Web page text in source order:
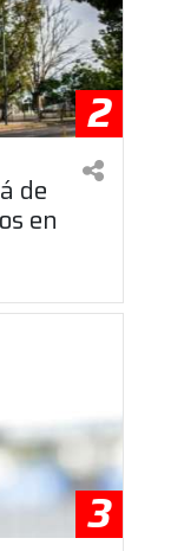
2
de
en
3